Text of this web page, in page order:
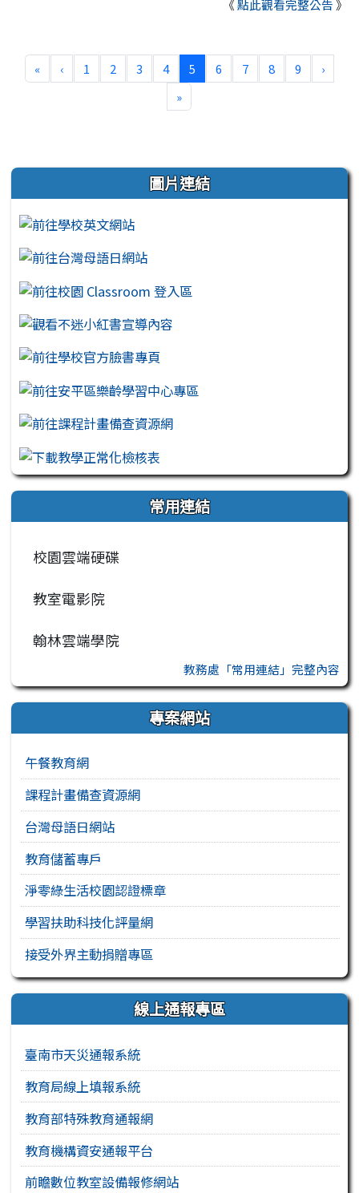
《點此觀看完整公告》
«第一頁
‹上一頁
1 2 3 4 5 (目前頁次)
6 7 8 9 ›下一
»最後頁
左邊區域內容 圖片連結
常用連結
校園雲端硬碟
教室電影院
翰林雲端學院
教務處「常用連結」完整內容
專案網站
午餐教育網
課程計畫備查資源網
台灣母語日網站
教育儲蓄專戶
淨零綠生活校園認證標章
學習扶助科技化評量網
接受外界主動捐贈專區
線上通報專區
臺南市天災通報系統
教育局線上填報系統
教育部特殊教育通報網
教育機構資安通報平台
前瞻數位教室設備報修網站